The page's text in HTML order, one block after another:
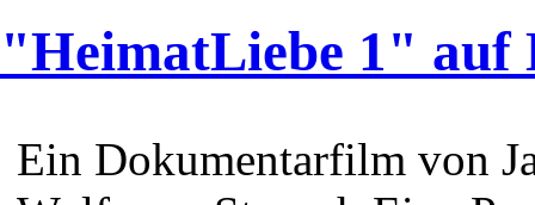
"HeimatLiebe 1" auf
Ein Dokumentarfilm von